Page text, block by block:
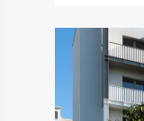
4 pièces